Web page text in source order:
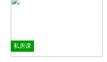
私房课